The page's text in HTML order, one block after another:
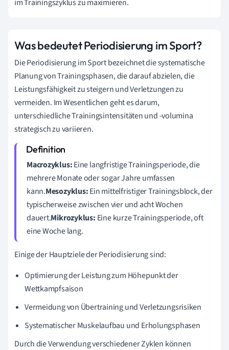
im Trainingszyklus zu maximieren.
Was bedeutet Periodisierung im Sport?
Die Periodisierung im Sport bezeichnet die systematische
Planung von Trainingsphasen, die darauf abzielen, die
Leistungsfähigkeit zu steigern und Verletzungen zu
vermeiden. Im Wesentlichen geht es darum,
unterschiedliche Trainingsintensitäten und -volumina
strategisch zu variieren.
Macrozyklus:Eine langfristige Trainingsperiode, die
mehrere Monate oder sogar Jahre umfassen
kann.Mesozyklus:Ein mittelfristiger Trainingsblock, der
typischerweise zwischen vier und acht Wochen
dauert.Mikrozyklus: Eine kurze Trainingsperiode, oft
eine Woche lang.
Einige der Hauptziele der Periodisierung sind:
Optimierung der Leistung zum Höhepunkt der
Wettkampfsaison
Vermeidung von Übertraining und Verletzungsrisiken
Systematischer Muskelaufbau und Erholungsphasen
Durch die Verwendung verschiedener Zyklen können